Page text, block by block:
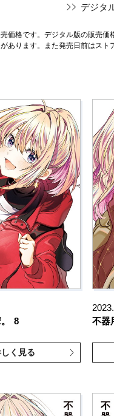
デジタ
価格です。デジタル版の販売価
ります。また発売日前はスト
8
く見る
不器